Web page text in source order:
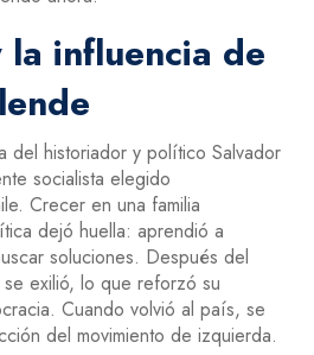
la influencia de
del historiador y político Salvador
socialista elegido
Crecer en una familia
dejó huella: aprendió a
soluciones. Después del
exilió, lo que reforzó su
Cuando volvió al país, se
del movimiento de izquierda.